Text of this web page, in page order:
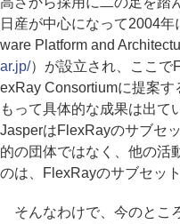
日産が中心になって2004
ware Platform and
ar.jp/）が設立され、ここで
exRay Consortiumに提案
もって具体的な成果は出て
JasperはFlexRayのサブセ
的の団体ではなく、他の活
のは、FlexRayのサブセッ
そんなわけで、今のとこ